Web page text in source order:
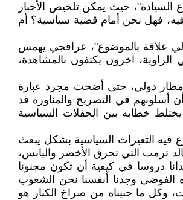
السيادة"، حيث يمكن تلخيص الأخبار
فهل نحن أمام قضية سياسية؟ أم
علاقة بالموضوع"، عراقجي يهمس
آخرون يكتفون بالمشاهدة،
مطار دولي، حتى أضحت مجرد عبارة
في التصريح والمناورة قد
يستطيع إشعال تويتر بــ 140 حرفا، عباس عراقجي، الذي يختلط خطابه بين الحفلات السياسية
فيه التغيرات السياسية بشكل يبعث
ترمب التي تحرق الأخضر واليابس،
دروسا في كيفية أن تكون مجنونا
الفوضى وجدنا أنفسنا نحن الشعوب
وكل ما جنيناه من صراخ الكبار هو